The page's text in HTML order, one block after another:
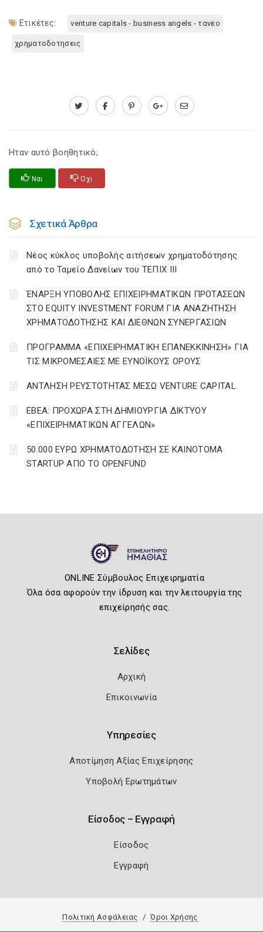
Ετικέτες: venture capitals - business angels - τανεο
χρηματοδοτησεις
Ηταν αυτό βοηθητικό;
Ναι Οχι
Σχετικά Άρθρα
Νέος κύκλος υποβολής αιτήσεων χρηματοδότησης
από το Ταμείο Δανείων του ΤΕΠΙΧ ΙΙΙ
ΈΝΑΡΞΗ ΥΠΟΒΟΛΗΣ ΕΠΙΧΕΙΡΗΜΑΤΙΚΩΝ ΠΡΟΤΑΣΕΩΝ
ΣΤΟ EQUITY INVESTMENT FORUM ΓΙΑ ΑΝΑΖΗΤΗΣΗ
ΧΡΗΜΑΤΟΔΟΤΗΣΗΣ ΚΑΙ ΔΙΕΘΝΩΝ ΣΥΝΕΡΓΑΣΙΩΝ
ΠΡΟΓΡΑΜΜΑ «ΕΠΙΧΕΙΡΗΜΑΤΙΚΗ ΕΠΑΝΕΚΚΙΝΗΣΗ» ΓΙΑ
ΤΙΣ ΜΙΚΡΟΜΕΣΑΙΕΣ ΜΕ ΕΥΝΟΪΚΟΥΣ ΟΡΟΥΣ
ΑΝΤΛΗΣΗ ΡΕΥΣΤΟΤΗΤΑΣ ΜΕΣΩ VENTURE CAPITAL
ΕΒΕΑ: ΠΡΟΧΩΡΑ ΣΤΗ ΔΗΜΙΟΥΡΓΙΑ ΔΙΚΤΥΟΥ
«ΕΠΙΧΕΙΡΗΜΑΤΙΚΩΝ ΑΓΓΕΛΩΝ»
50.000 ΕΥΡΩ ΧΡΗΜΑΤΟΔΟΤΗΣΗ ΣΕ ΚΑΙΝΟΤΟΜΑ
STARTUP ΑΠΟ ΤΟ OPENFUND
ONLINE Σύμβουλος Επιχειρηματία
Όλα όσα αφορούν την ίδρυση και την λειτουργία της
επιχείρησής σας.
Σελίδες
Αρχική
Επικοινωνία
Υπηρεσίες
Αποτίμηση Αξίας Επιχείρησης
Υποβολή Ερωτημάτων
Είσοδος – Εγγραφή
Είσοδος
Εγγραφή
Πολιτική Ασφάλειας Όροι Χρήσης